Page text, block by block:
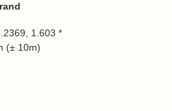
1.603 *
(± 10m)